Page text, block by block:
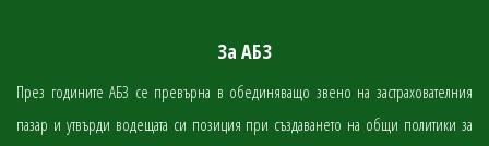
За АБЗ
През годините АБЗ се превърна в обединяващо звено на застрахователния
пазар и утвърди водещата си позиция при създаването на общи политики за